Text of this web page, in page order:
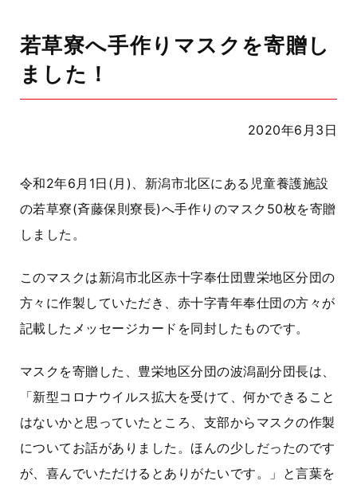
若草寮へ手作りマスクを寄贈し
ました！
2020年6月3日
令和2年6月1日(月)、新潟市北区にある児童養護施設
の若草寮(斉藤保則寮長)へ手作りのマスク50枚を寄贈
しました。
このマスクは新潟市北区赤十字奉仕団豊栄地区分団の
方々に作製していただき、赤十字青年奉仕団の方々が
記載したメッセージカードを同封したものです。
マスクを寄贈した、豊栄地区分団の波潟副分団長は、
「新型コロナウイルス拡大を受けて、何かできること
はないかと思っていたところ、支部からマスクの作製
についてお話がありました。ほんの少しだったのです
が、喜んでいただけるとありがたいです。」と言葉を